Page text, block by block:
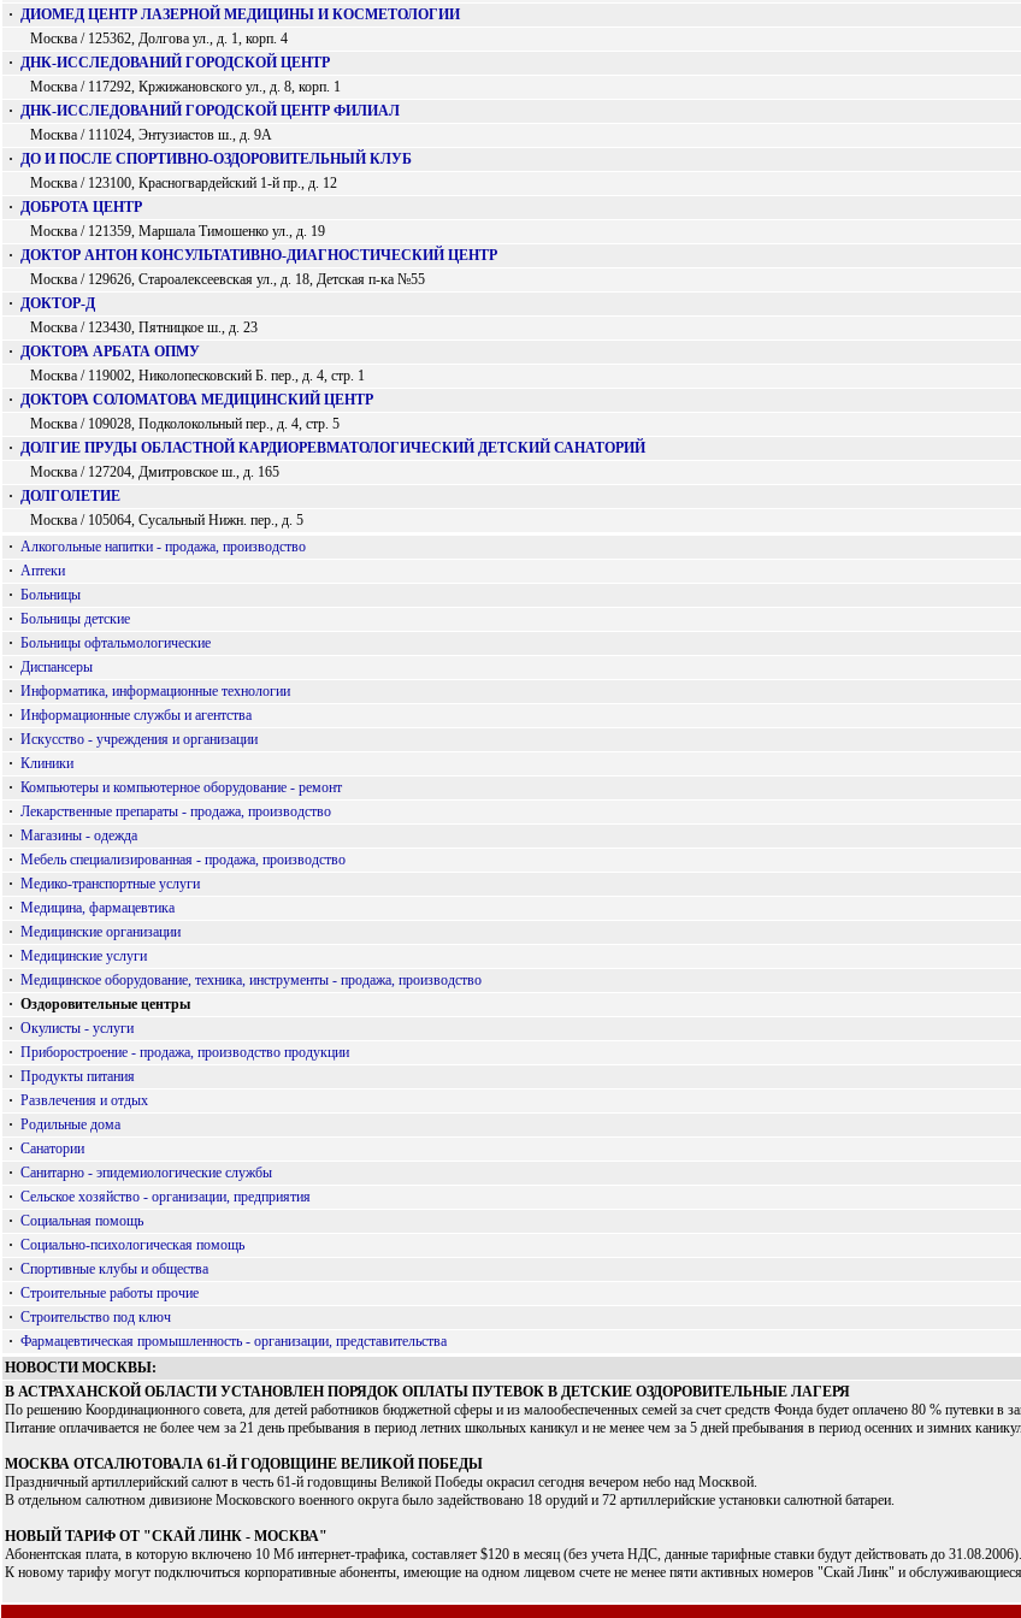
· ДИОМЕД ЦЕНТР ЛАЗЕРНОЙ МЕДИЦИНЫ И КОСМЕТОЛОГИИ
Москва / 125362, Долгова ул., д. 1, корп. 4
· ДНК-ИССЛЕДОВАНИЙ ГОРОДСКОЙ ЦЕНТР
Москва / 117292, Кржижановского ул., д. 8, корп. 1
· ДНК-ИССЛЕДОВАНИЙ ГОРОДСКОЙ ЦЕНТР ФИЛИАЛ
Москва / 111024, Энтузиастов ш., д. 9А
· ДО И ПОСЛЕ СПОРТИВНО-ОЗДОРОВИТЕЛЬНЫЙ КЛУБ
Москва / 123100, Красногвардейский 1-й пр., д. 12
· ДОБРОТА ЦЕНТР
Москва / 121359, Маршала Тимошенко ул., д. 19
· ДОКТОР АНТОН КОНСУЛЬТАТИВНО-ДИАГНОСТИЧЕСКИЙ ЦЕНТР
Москва / 129626, Староалексеевская ул., д. 18, Детская п-ка №55
· ДОКТОР-Д
Москва / 123430, Пятницкое ш., д. 23
· ДОКТОРА АРБАТА ОПМУ
Москва / 119002, Николопесковский Б. пер., д. 4, стр. 1
· ДОКТОРА СОЛОМАТОВА МЕДИЦИНСКИЙ ЦЕНТР
Москва / 109028, Подколокольный пер., д. 4, стр. 5
· ДОЛГИЕ ПРУДЫ ОБЛАСТНОЙ КАРДИОРЕВМАТОЛОГИЧЕСКИЙ ДЕТСКИЙ САНАТОРИЙ
Москва / 127204, Дмитровское ш., д. 165
· ДОЛГОЛЕТИЕ
Москва / 105064, Сусальный Нижн. пер., д. 5
· Алкогольные напитки - продажа, производство
· Аптеки
· Больницы
· Больницы детские
· Больницы офтальмологические
· Диспансеры
· Информатика, информационные технологии
· Информационные службы и агентства
· Искусство - учреждения и организации
· Клиники
· Компьютеры и компьютерное оборудование - ремонт
· Лекарственные препараты - продажа, производство
· Магазины - одежда
· Мебель специализированная - продажа, производство
· Медико-транспортные услуги
· Медицина, фармацевтика
· Медицинские организации
· Медицинские услуги
· Медицинское оборудование, техника, инструменты - продажа, производство
· Оздоровительные центры
· Окулисты - услуги
· Приборостроение - продажа, производство продукции
· Продукты питания
· Развлечения и отдых
· Родильные дома
· Санатории
· Санитарно - эпидемиологические службы
· Сельское хозяйство - организации, предприятия
· Социальная помощь
· Социально-психологическая помощь
· Спортивные клубы и общества
· Строительные работы прочие
· Строительство под ключ
· Фармацевтическая промышленность - организации, представительства
НОВОСТИ МОСКВЫ:
В АСТРАХАНСКОЙ ОБЛАСТИ УСТАНОВЛЕН ПОРЯДОК ОПЛАТЫ ПУТЕВОК В ДЕТСКИЕ ОЗДОРОВИТЕЛЬНЫЕ ЛАГЕРЯ
По решению Координационного совета, для детей работников бюджетной сферы и из малообеспеченных семей за счет средств Фонда будет оплачено 80 % путевки в
Питание оплачивается не более чем за 21 день пребывания в период летних школьных каникул и не менее чем за 5 дней пребывания в период осенних и зимних
МОСКВА ОТСАЛЮТОВАЛА 61-Й ГОДОВЩИНЕ ВЕЛИКОЙ ПОБЕДЫ
Праздничный артиллерийский салют в честь 61-й годовщины Великой Победы окрасил сегодня вечером небо над Москвой.
В отдельном салютном дивизионе Московского военного округа было задействовано 18 орудий и 72 артиллерийские установки салютной батареи.
НОВЫЙ ТАРИФ ОТ "СКАЙ ЛИНК - МОСКВА"
Абонентская плата, в которую включено 10 Мб интернет-трафика, составляет $120 в месяц (без учета НДС, данные тарифные ставки будут действовать до 31.08.2006).
К новому тарифу могут подключиться корпоративные абоненты, имеющие на одном лицевом счете не менее пяти активных номеров "Скай Линк" и